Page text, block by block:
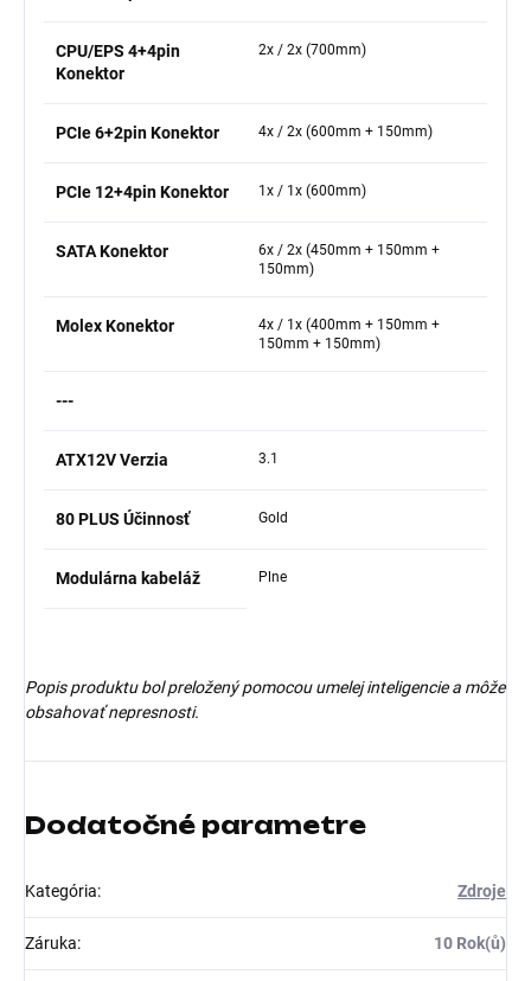
CPU/EPS 4+4pin
Konektor
2x / 2x (700mm)
PCIe 6+2pin Konektor 4x / 2x (600mm + 150mm)
PCIe 12+4pin Konektor 1x / 1x (600mm)
SATA Konektor
6x / 2x (450mm + 150mm +
150mm)
Molex Konektor
4x / 1x (400mm + 150mm +
150mm + 150mm)
---
ATX12V Verzia 3.1
80 PLUS Účinnosť Gold
Modulárna kabeláž Plne
Popis produktu bol preložený pomocou umelej inteligencie a môže
obsahovať nepresnosti.
Dodatočné parametre
Kategória: Zdroje
Záruka: 10 Rok(ů)